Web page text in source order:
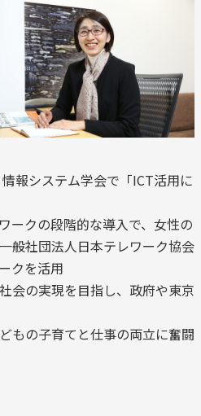
報システム学会で「ICT活用に
ークの段階的な導入で、女性の
般社団法人日本テレワーク協会
クを活用
会の実現を目指し、政府や東京
もの子育てと仕事の両立に奮闘